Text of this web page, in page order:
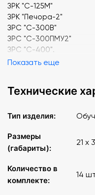
ЗРК "С-125М"
ЗРК "Печора-2"
ЗРС "С-300В"
ЗРС "С-300ПМУ2"
ЗРС "С-400".
Показать еще
Технические
Тип изделия:
Размеры
(габариты):
21 х
Количество в
комплекте:
14